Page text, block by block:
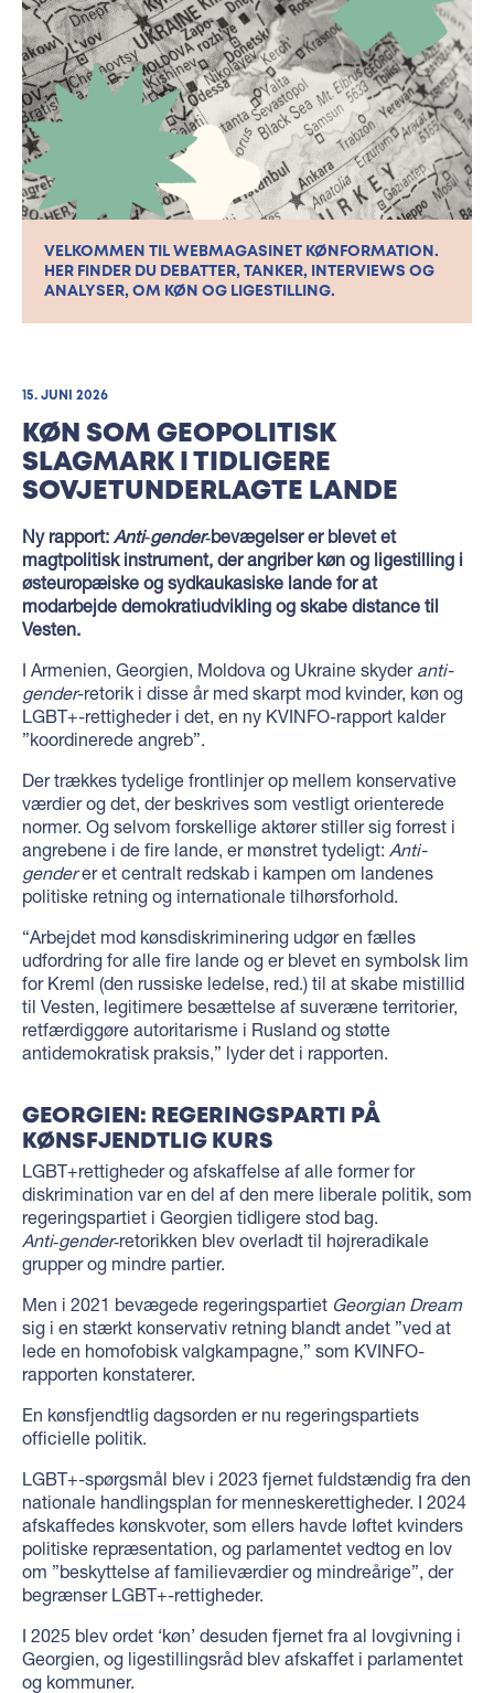
VELKOMMEN TIL WEBMAGASINET KØNFORMATION.
HER FINDER DU DEBATTER, TANKER, INTERVIEWS OG
ANALYSER, OM KØN OG LIGESTILLING.
15. JUNI 2026
KØN SOM GEOPOLITISK
SLAGMARK I TIDLIGERE
SOVJETUNDERLAGTE LANDE
Ny rapport: Anti‑gender‑bevægelser er blevet et
magtpolitisk instrument, der angriber køn og ligestilling i
østeuropæiske og sydkaukasiske lande for at
modarbejde demokratiudvikling og skabe distance til
Vesten.
I Armenien, Georgien, Moldova og Ukraine skyder anti-
gender-retorik i disse år med skarpt mod kvinder, køn og
LGBT+-rettigheder i det, en ny KVINFO-rapport kalder
”koordinerede angreb”.
Der trækkes tydelige frontlinjer op mellem konservative
værdier og det, der beskrives som vestligt orienterede
normer. Og selvom forskellige aktører stiller sig forrest i
angrebene i de fire lande, er mønstret tydeligt: Anti-
genderer et centralt redskab i kampen om landenes
politiske retning og internationale tilhørsforhold.
“Arbejdet mod kønsdiskriminering udgør en fælles
udfordring for alle fire lande og er blevet en symbolsk lim
for Kreml (den russiske ledelse, red.) til at skabe mistillid
til Vesten, legitimere besættelse af suveræne territorier,
retfærdiggøre autoritarisme i Rusland og støtte
antidemokratisk praksis,” lyder det i rapporten.
GEORGIEN: REGERINGSPARTI PÅ
KØNSFJENDTLIG KURS
LGBT+rettigheder og afskaffelse af alle former for
diskrimination var en del af den mere liberale politik, som
regeringspartiet i Georgien tidligere stod bag.
Anti‑gender‑retorikken blev overladt til højreradikale
grupper og mindre partier.
Men i 2021 bevægede regeringspartiet Georgian Dream
sig i en stærkt konservativ retning blandt andet ”ved at
lede en homofobisk valgkampagne,” som KVINFO-
rapporten konstaterer.
En kønsfjendtlig dagsorden er nu regeringspartiets
officielle politik.
LGBT+-spørgsmål blev i 2023 fjernet fuldstændig fra den
nationale handlingsplan for menneskerettigheder. I 2024
afskaffedes kønskvoter, som ellers havde løftet kvinders
politiske repræsentation, og parlamentet vedtog en lov
om ”beskyttelse af familieværdier og mindreårige”, der
begrænser LGBT+-rettigheder.
I 2025 blev ordet ‘køn’ desuden fjernet fra al lovgivning i
Georgien, og ligestillingsråd blev afskaffet i parlamentet
og kommuner.